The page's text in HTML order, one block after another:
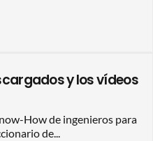
y los vídeos
How de ingenieros para
de...